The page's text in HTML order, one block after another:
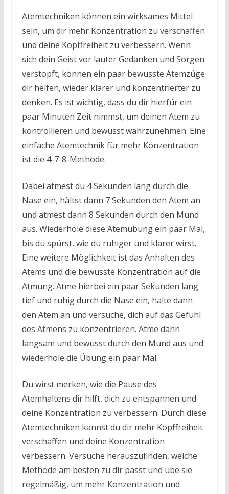
Atemtechniken können ein wirksames Mittel
sein, um dir mehr Konzentration zu verschaffen
und deine Kopffreiheit zu verbessern. Wenn
sich dein Geist vor lauter Gedanken und Sorgen
verstopft, können ein paar bewusste Atemzüge
dir helfen, wieder klarer und konzentrierter zu
denken. Es ist wichtig, dass du dir hierfür ein
paar Minuten Zeit nimmst, um deinen Atem zu
kontrollieren und bewusst wahrzunehmen. Eine
einfache Atemtechnik für mehr Konzentration
ist die 4-7-8-Methode.
Dabei atmest du 4 Sekunden lang durch die
Nase ein, hältst dann 7 Sekunden den Atem an
und atmest dann 8 Sekunden durch den Mund
aus. Wiederhole diese Atemübung ein paar Mal,
bis du spürst, wie du ruhiger und klarer wirst.
Eine weitere Möglichkeit ist das Anhalten des
Atems und die bewusste Konzentration auf die
Atmung. Atme hierbei ein paar Sekunden lang
tief und ruhig durch die Nase ein, halte dann
den Atem an und versuche, dich auf das Gefühl
des Atmens zu konzentrieren. Atme dann
langsam und bewusst durch den Mund aus und
wiederhole die Übung ein paar Mal.
Du wirst merken, wie die Pause des
Atemhaltens dir hilft, dich zu entspannen und
deine Konzentration zu verbessern. Durch diese
Atemtechniken kannst du dir mehr Kopffreiheit
verschaffen und deine Konzentration
verbessern. Versuche herauszufinden, welche
Methode am besten zu dir passt und übe sie
regelmäßig, um mehr Konzentration und